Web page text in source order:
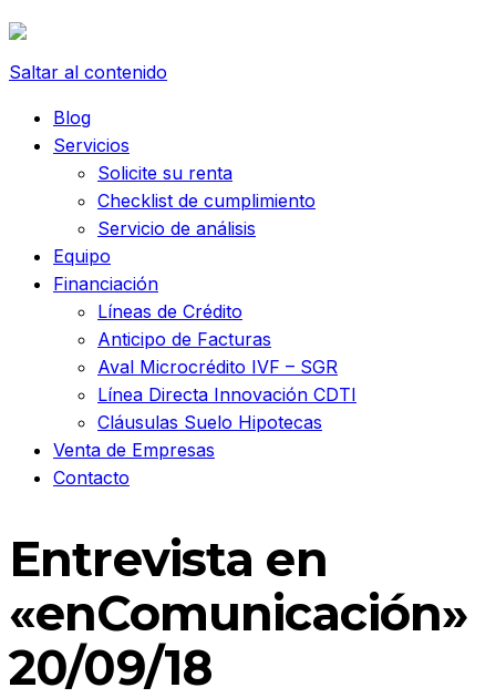
Saltar al contenido
Blog
Servicios
Solicite su renta
Checklist de cumplimiento
Servicio de análisis
Equipo
Financiación
Líneas de Crédito
Anticipo de Facturas
Aval Microcrédito IVF – SGR
Línea Directa Innovación CDTI
Cláusulas Suelo Hipotecas
Venta de Empresas
Contacto
Entrevista en
«enComunicación»
20/09/18